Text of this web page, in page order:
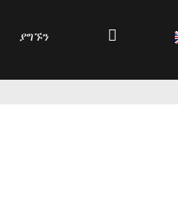
ያግኙን